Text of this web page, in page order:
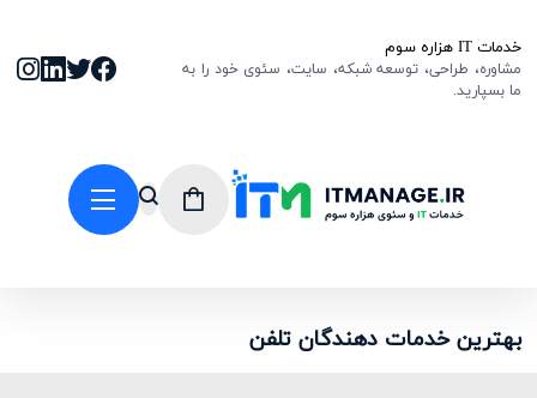
خدمات IT هزاره سوم
مشاوره، طراحی، توسعه شبکه، سایت، سئوی خود را به
ما بسپارید.
بهترین خدمات دهندگان تلفن